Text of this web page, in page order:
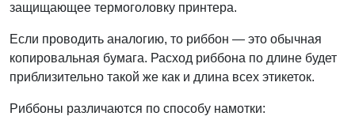
защищающее термоголовку принтера.
Если проводить аналогию, то риббон — это обычная
копировальная бумага. Расход риббона по длине будет
приблизительно такой же как и длина всех этикеток.
Риббоны различаются по способу намотки: